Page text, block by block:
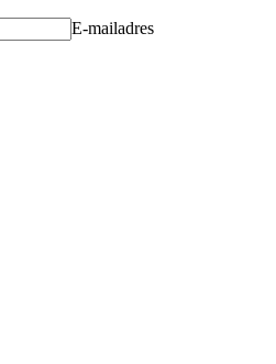
E-mailadres